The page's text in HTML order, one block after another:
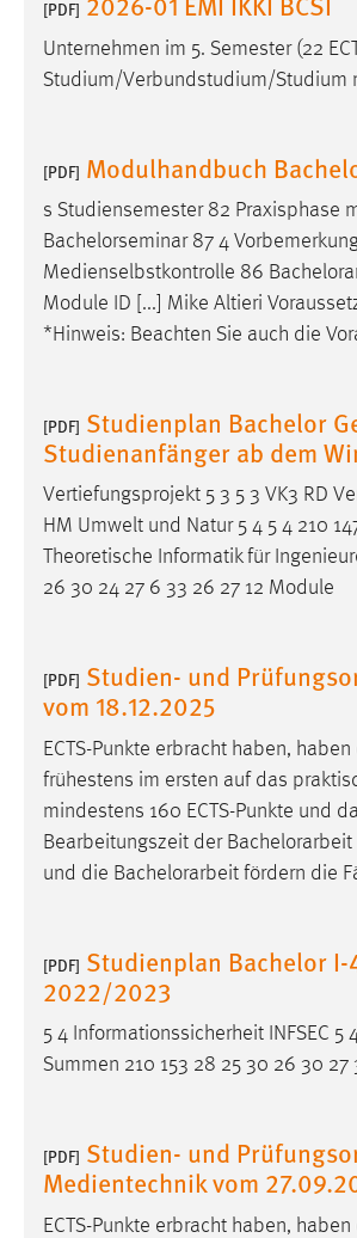
[PDF]
Unternehmen im 5. Semester (22
Studium/Verbundstudium/Studium
[PDF] Modulhandbuch
s Studiensemester 82 Praxisphase
Bachelorseminar 87 4
Medienselbstkontrolle 86
Module ID [...] Mike Altieri
*Hinweis: Beachten Sie auch die
[PDF] Studienplan Bachelor
Studienanfänger ab dem
Vertiefungsprojekt 5 3 5 3 VK3 RD
HM Umwelt und Natur 5 4 5 4 210
Theoretische Informatik für
26 30 24 27 6 33 26 27 12 Module
[PDF] Studien- und
vom 18.12.2025
ECTS-Punkte erbracht haben,
frühestens im ersten auf das
mindestens 160 ECTS-Punkte und
Bearbeitungszeit der Bachelorarbeit
und die Bachelorarbeit fördern die
[PDF] Studienplan Bachelor
2022/2023
5 4 Informationssicherheit INFSEC 5
Summen 210 153 28 25 30 26 30
[PDF] Studien- und
Medientechnik vom
ECTS-Punkte erbracht haben,
Name: _pk_ref, _pk_cvar,
Zweck: Zugriffsstatistik
MARKETING
Marketing Cookies werden von
verwendet, um personalisierte
Sie tun dies, indem sie Besucher
hinweg verfolgen.
Name: _gcl_au
Anbieter:
Zweck: Conversion-Tracking
Cookie Laufzeit:
Name: _fbp
Anbieter:
Zweck: Conversion-Tracking
Cookie Laufzeit:
Um Inhalte von Videoplattformen
Plattformen anzeigen zu können,
YouTube
Vimeo